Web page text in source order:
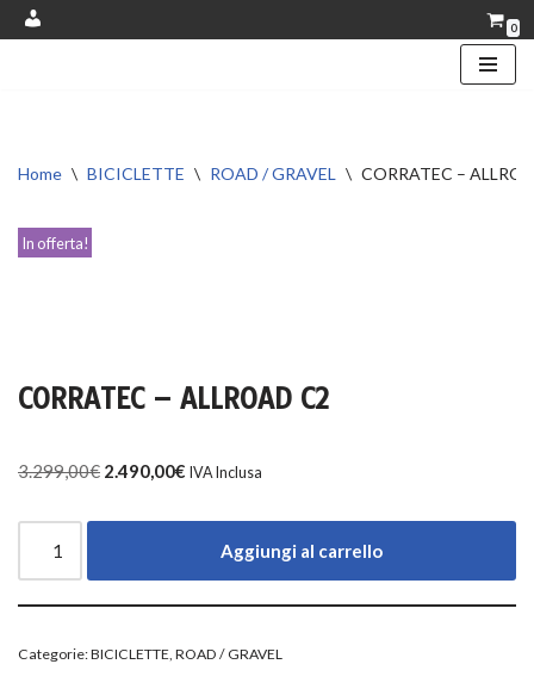
Account 0
Home \ BICICLETTE \ ROAD / GRAVEL \ CORRATEC –
In offerta!
CORRATEC – ALLROAD C2
3.299,00€ 2.490,00€ IVA Inclusa
Aggiungi al carrello
Categorie:BICICLETTE, ROAD / GRAVEL